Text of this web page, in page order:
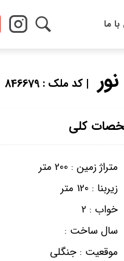
ما
| کد ملک : 846679
کلی
متراژ زمین : 200 متر
زیربنا : 120 متر
خواب : 2
سال ساخت :
موقعیت : جنگلی